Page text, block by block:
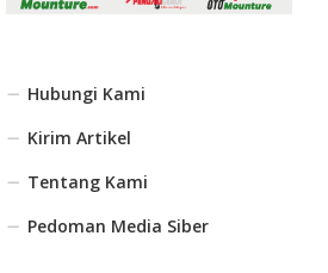
Hubungi Kami
Kirim Artikel
Tentang Kami
Pedoman Media Siber